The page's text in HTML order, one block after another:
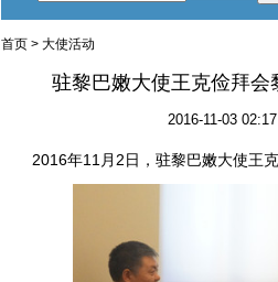
首页 > 大使活动
驻黎巴嫩大使王克俭拜会
2016-11-03 02:17
2016年11月2日，驻黎巴嫩大使王克